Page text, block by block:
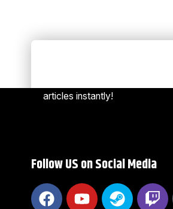
articles instantly!
Follow US on Social Media